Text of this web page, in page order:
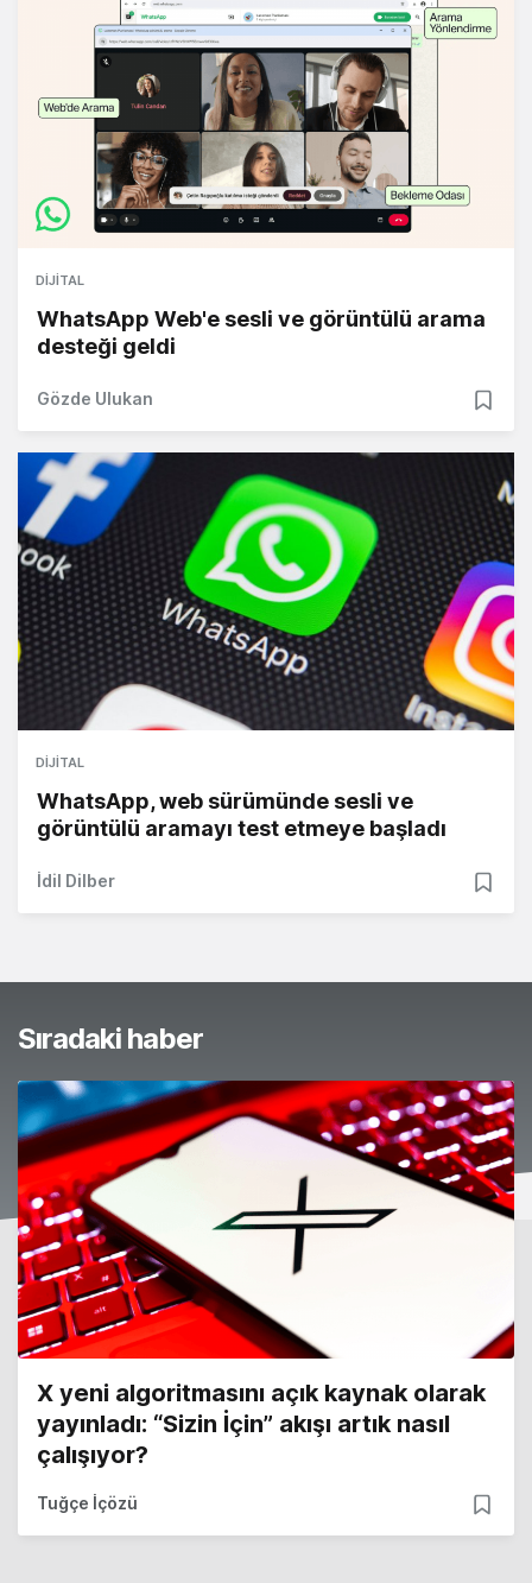
DIJITAL
WhatsApp Web'e sesli ve görüntülü arama
desteği geldi
Gözde Ulukan
DIJITAL
WhatsApp, web sürümünde sesli ve
görüntülü aramayı test etmeye başladı
İdil Dilber
Sıradaki haber
X yeni algoritmasını açık kaynak olarak
yayınladı: “Sizin İçin” akışı artık nasıl
çalışıyor?
Tuğçe İçözü